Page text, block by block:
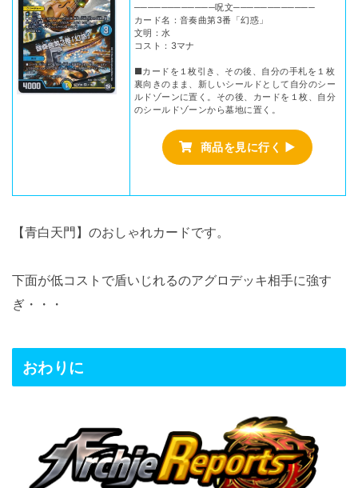
────────────呪文────────────
カード名：音奏曲第3番「幻惑」
文明：水
コスト：3マナ
■カードを１枚引き、その後、自分の手札を１枚
裏向きのまま、新しいシールドとして自分のシー
ルドゾーンに置く。その後、カードを１枚、自分
のシールドゾーンから墓地に置く。
商品を見に行く ▶
【青白天門】のおしゃれカードです。
下面が低コストで盾いじれるのアグロデッキ相手に強す
ぎ・・・
おわりに